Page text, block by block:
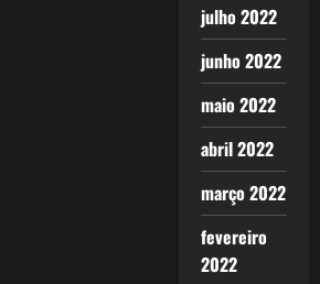
julho 2022
junho 2022
maio 2022
abril 2022
março 2022
fevereiro
2022